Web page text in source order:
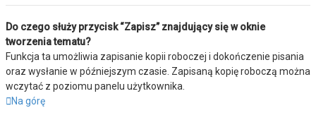
Do czego służy przycisk “Zapisz” znajdujący się w oknie
tworzenia tematu?
Funkcja ta umożliwia zapisanie kopii roboczej i dokończenie pisania
oraz wysłanie w późniejszym czasie. Zapisaną kopię roboczą można
wczytać z poziomu panelu użytkownika.
Na górę